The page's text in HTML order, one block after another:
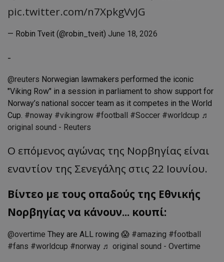
pic.twitter.com/n7XpkgVvJG
— Robin Tveit (@robin_tveit) June 18, 2026
-
@reuters Norwegian lawmakers performed the iconic
"Viking Row" in a session in parliament to show support for
Norway’s national soccer team as it competes in the World
Cup. #noway #vikingrow #football #Soccer #worldcup ♬
original sound - Reuters
Ο επόμενος αγώνας της Νορβηγίας είναι
εναντίον της Σενεγάλης στις 22 Ιουνίου.
Βίντεο με τους οπαδούς της Εθνικής
Νορβηγίας να κάνουν... κουπί:
@overtime They are ALL rowing 😱 #amazing #football
#fans #worldcup #norway ♬ original sound - Overtime